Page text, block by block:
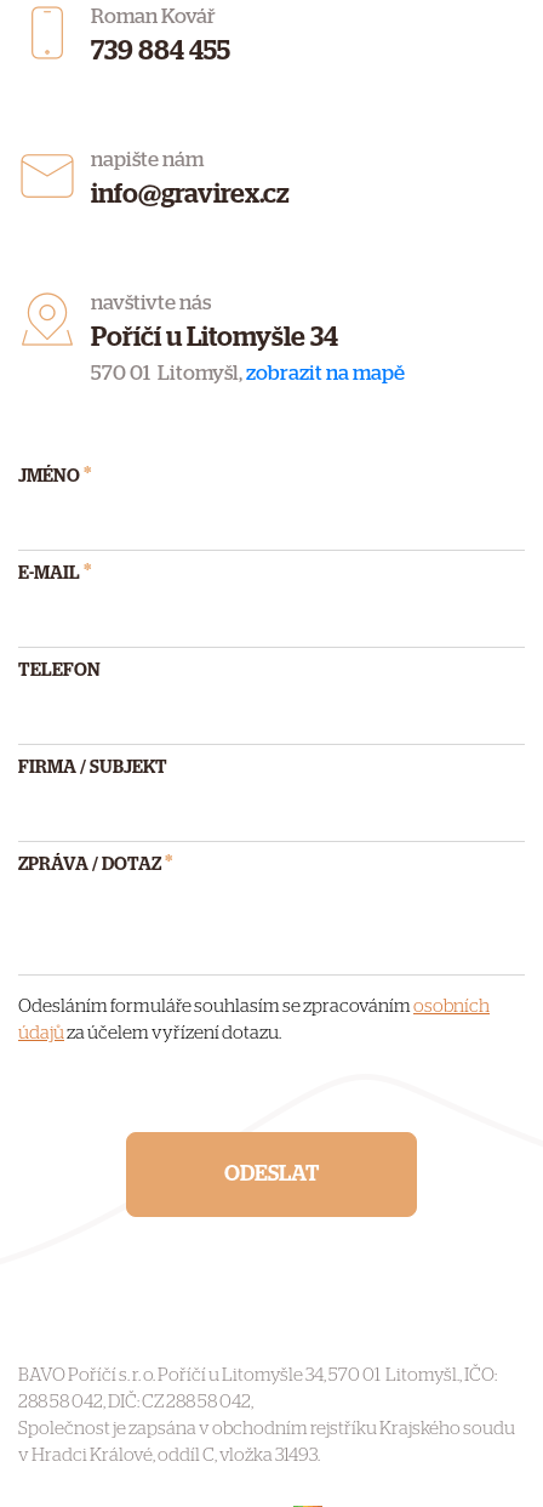
Roman Kovář
739 884 455
napište nám
info@gravirex.cz
navštivte nás
Poříčí u Litomyšle 34
570 01 Litomyšl,zobrazit na mapě
JMÉNO *
E-MAIL *
TELEFON
FIRMA / SUBJEKT
ZPRÁVA / DOTAZ*
Odesláním formuláře souhlasím se zpracovánímosobních
údajůza účelem vyřízení dotazu.
ODESLAT
BAVO Poříčí s. r. o. Poříčí u Litomyšle 34, 570 01 Litomyšl., IČO:
288 58 042, DIČ: CZ 288 58 042,
Společnost je zapsána v obchodním rejstříku Krajského soudu
v Hradci Králové, oddíl C, vložka 31493.